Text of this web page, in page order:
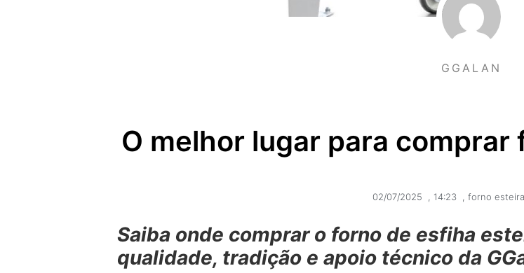
GGALAN
O melhor lugar para
02/07/2025 14:23 forno
Saiba onde comprar o forno de esfiha
qualidade, tradição e apoio técnico da